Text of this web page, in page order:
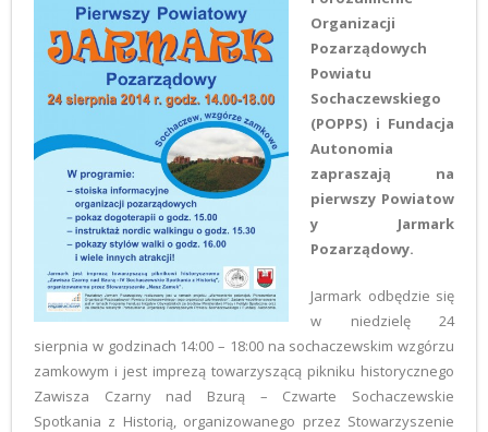
Organizacji
Pozarządowych
Powiatu
Sochaczewskiego
(POPPS) i Fundacja
Autonomia
zapraszają na
pierwszy Powiatow
y Jarmark
Pozarządowy.
Jarmark odbędzie się
w niedzielę 24
sierpnia w godzinach 14:00 – 18:00 na sochaczewskim wzgórzu
zamkowym i jest imprezą towarzyszącą pikniku historycznego
Zawisza Czarny nad Bzurą – Czwarte Sochaczewskie
Spotkania z Historią, organizowanego przez Stowarzyszenie